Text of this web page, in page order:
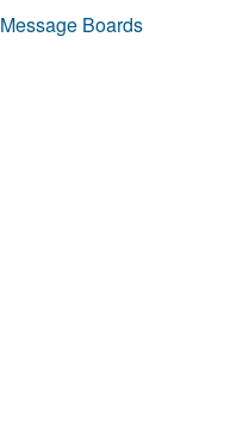
Message Boards